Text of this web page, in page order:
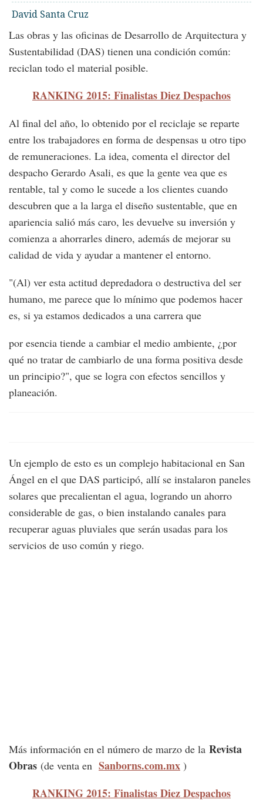
David Santa Cruz
Las obras y las oficinas de Desarrollo de Arquitectura y
Sustentabilidad (DAS) tienen una condición común:
reciclan todo el material posible.
RANKING 2015: Finalistas Diez Despachos
Al final del año, lo obtenido por el reciclaje se reparte
entre los trabajadores en forma de despensas u otro tipo
de remuneraciones. La idea, comenta el director del
despacho Gerardo Asali, es que la gente vea que es
rentable, tal y como le sucede a los clientes cuando
descubren que a la larga el diseño sustentable, que en
apariencia salió más caro, les devuelve su inversión y
comienza a ahorrarles dinero, además de mejorar su
calidad de vida y ayudar a mantener el entorno.
"(Al) ver esta actitud depredadora o destructiva del ser
humano, me parece que lo mínimo que podemos hacer
es, si ya estamos dedicados a una carrera que
por esencia tiende a cambiar el medio ambiente, ¿por
qué no tratar de cambiarlo de una forma positiva desde
un principio?", que se logra con efectos sencillos y
planeación.
Un ejemplo de esto es un complejo habitacional en San
Ángel en el que DAS participó, allí se instalaron paneles
solares que precalientan el agua, logrando un ahorro
considerable de gas, o bien instalando canales para
recuperar aguas pluviales que serán usadas para los
servicios de uso común y riego.
Más información en el número de marzo de la Revista
Obras (de venta en Sanborns.com.mx )
RANKING 2015: Finalistas Diez Despachos